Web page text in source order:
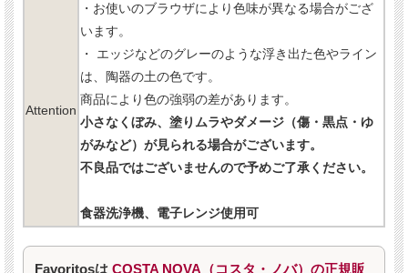
Attention
・お使いのブラウザにより色味が異なる場合がござ
います。
・ エッジなどのグレーのような浮き出た色やライン
は、陶器の土の色です。
商品により色の強弱の差があります。
小さなくぼみ、塗りムラやダメージ（傷・黒点・ゆ
がみなど）が見られる場合がございます。
不良品ではございませんので予めご了承ください。
食器洗浄機、電子レンジ使用可
Favoritosは COSTA NOVA（コスタ・ノバ）の正規販